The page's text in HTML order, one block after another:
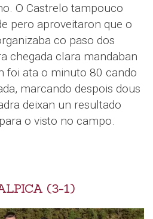
O Castrelo tampouco
pero aproveitaron que o
co paso dos
chegada clara mandaban
foi ata o minuto 80 cando
marcando despois dous
deixan un resultado
o visto no campo.
(3-1)